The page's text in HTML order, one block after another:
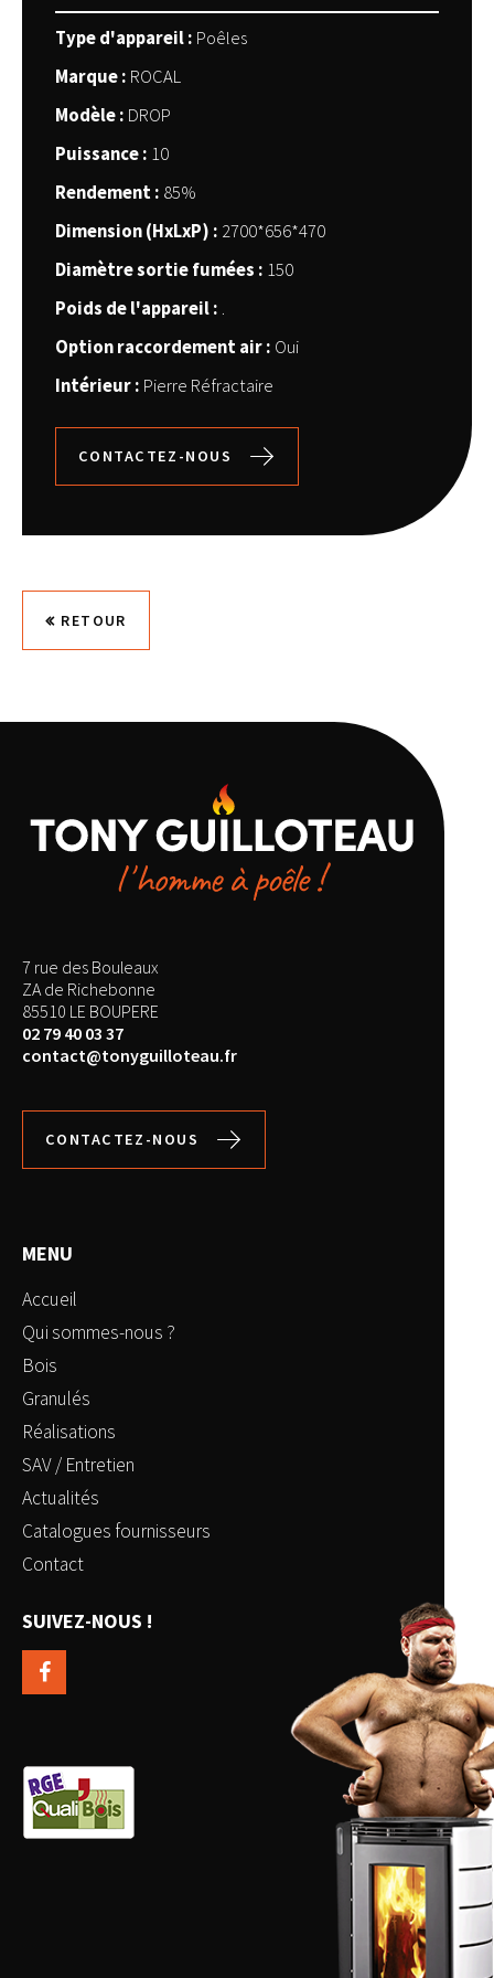
Type d'appareil : Poêles
Marque : ROCAL
Modèle : DROP
Puissance : 10
Rendement : 85%
Dimension (HxLxP) : 2700*656*470
Diamètre sortie fumées : 150
Poids de l'appareil : .
Option raccordement air : Oui
Intérieur : Pierre Réfractaire
CONTACTEZ-NOUS
RETOUR
7 rue des Bouleaux
ZA de Richebonne
85510 LE BOUPERE
02 79 40 03 37
contact@tonyguilloteau.fr
CONTACTEZ-NOUS
MENU
Accueil
Qui sommes-nous ?
Bois
Granulés
Réalisations
SAV / Entretien
Actualités
Catalogues fournisseurs
Contact
SUIVEZ-NOUS !